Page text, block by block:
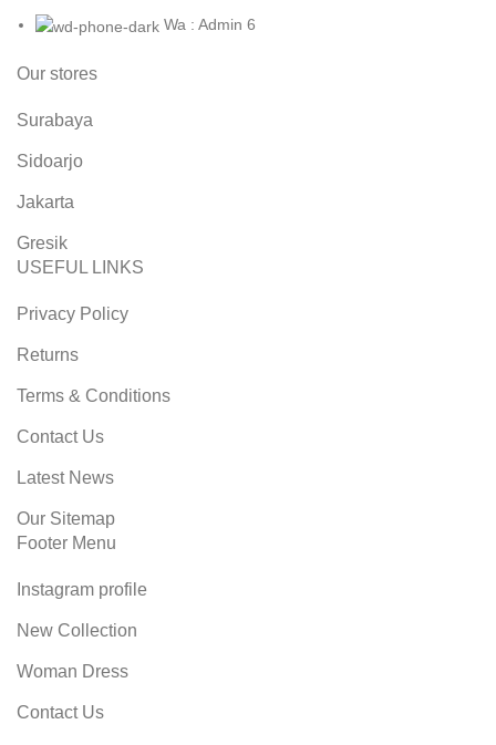
Wa : Admin 6
Our stores
Surabaya
Sidoarjo
Jakarta
Gresik
USEFUL LINKS
Privacy Policy
Returns
Terms & Conditions
Contact Us
Latest News
Our Sitemap
Footer Menu
Instagram profile
New Collection
Woman Dress
Contact Us